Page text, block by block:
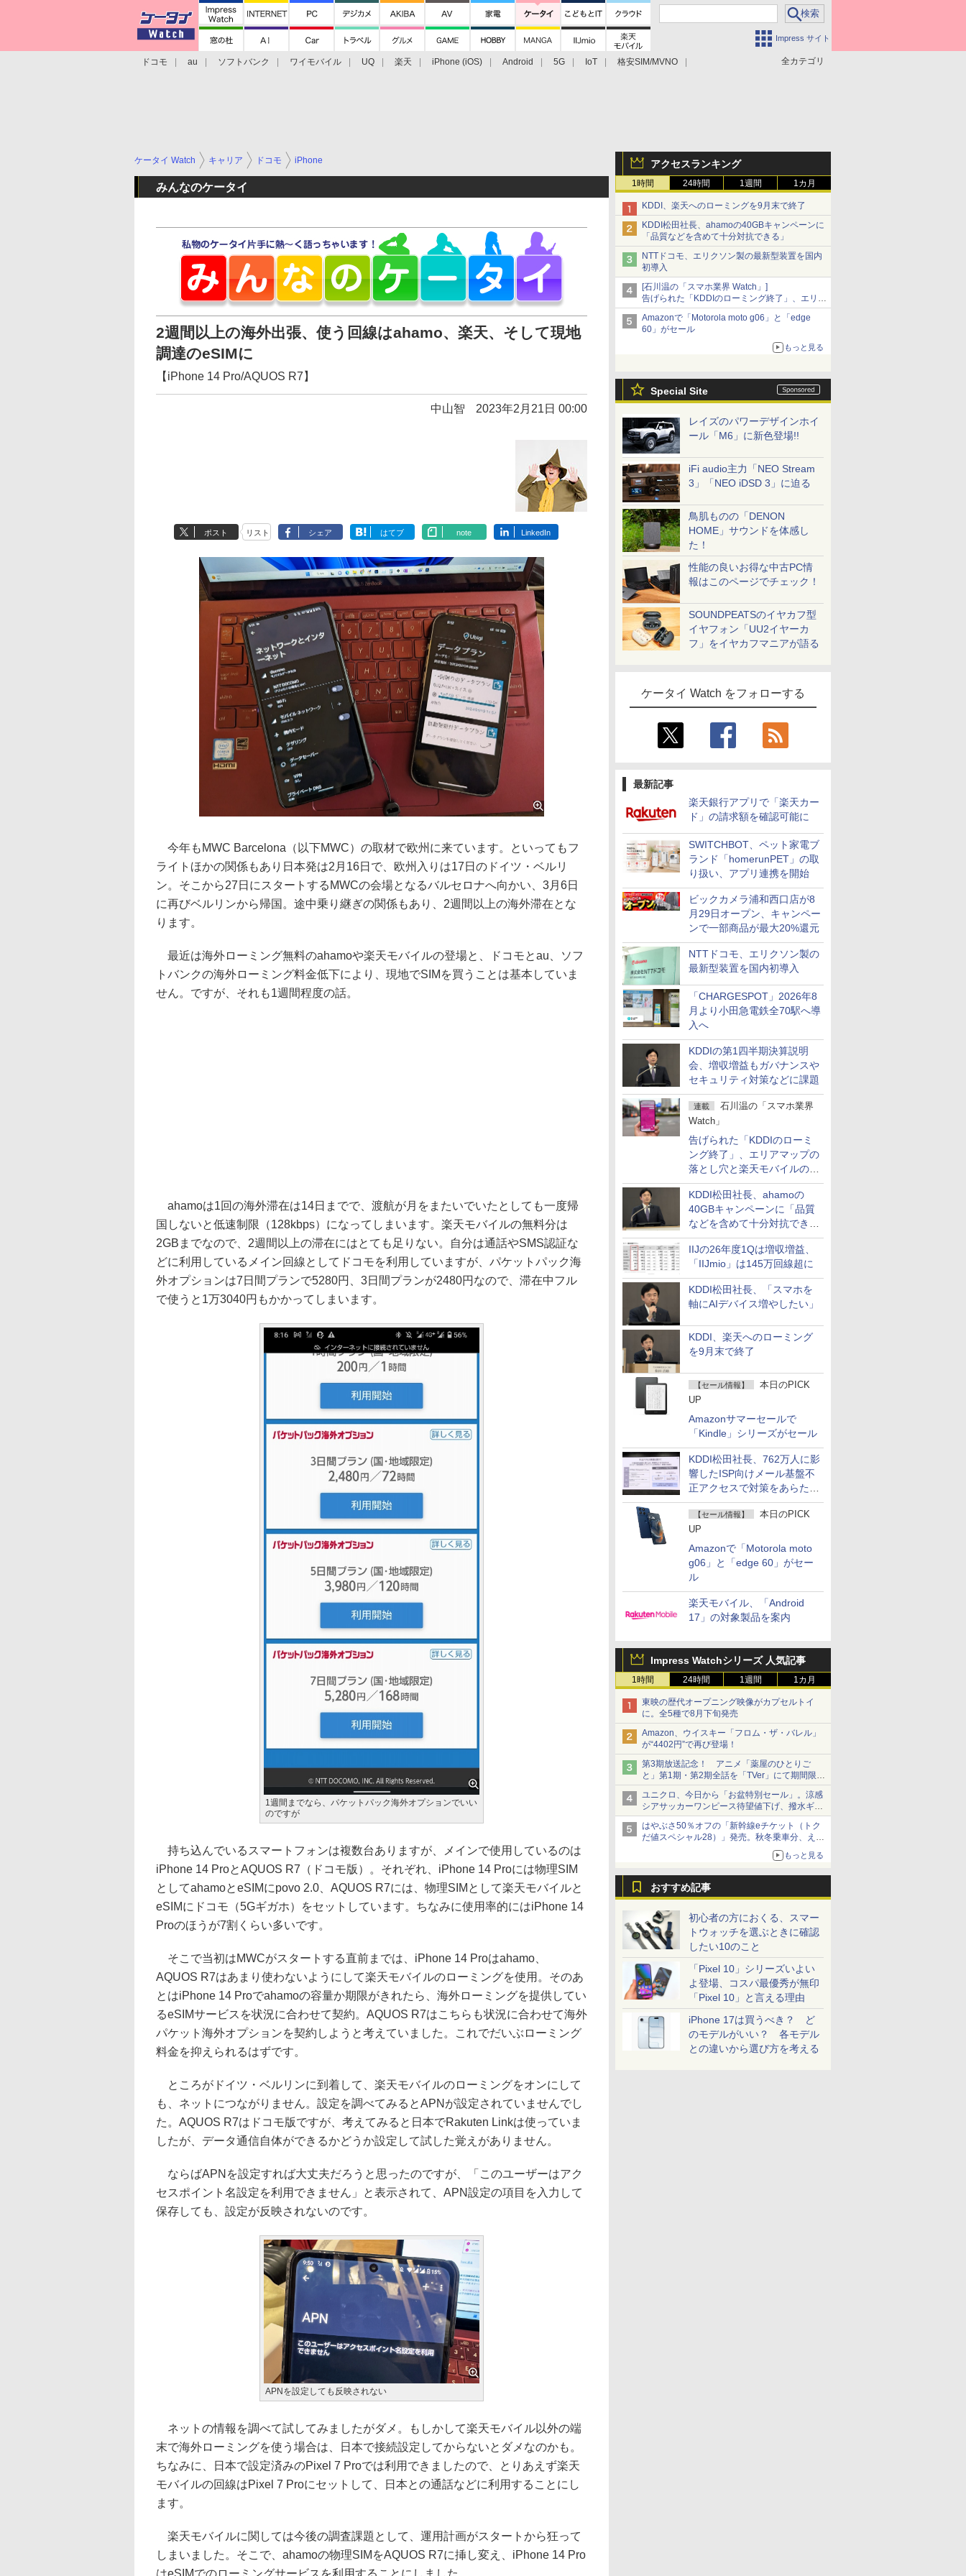
Impress サイト
全カテゴリ
ドコモ au ソフトバンク ワイモバイル UQ 楽天 iPhone (iOS) Android 5G IoT
格安SIM/MVNO
アクセスランキング
1時間 24時間 1週間 1カ月
KDDI、楽天へのローミングを9月末で終了
KDDI松田社長、ahamoの40GBキャンペーンに
「品質などを含めて十分対抗できる」
NTTドコモ、エリクソン製の最新型装置を国内
初導入
[石川温の「スマホ業界 Watch」]
告げられた「KDDIのローミング終了」、エリア
マップの落とし穴と楽天モバイルの課題
Amazonで「Motorola moto g06」と「edge
60」がセール
もっと見る
Special Site
レイズのパワーデザインホイ
ール「M6」に新色登場!!
iFi audio主力「NEO Stream
3」「NEO iDSD 3」に迫る
鳥肌ものの「DENON
HOME」サウンドを体感し
た！
性能の良いお得な中古PC情
報はこのページでチェック！
SOUNDPEATSのイヤカフ型
イヤフォン「UU2イヤーカ
フ」をイヤカフマニアが語る
ケータイ Watch をフォローする
最新記事
楽天銀行アプリで「楽天カー
ド」の請求額を確認可能に
SWITCHBOT、ペット家電ブ
ランド「homerunPET」の取
り扱い、アプリ連携を開始
ビックカメラ浦和西口店が8
月29日オープン、キャンペー
ンで一部商品が最大20%還元
NTTドコモ、エリクソン製の
最新型装置を国内初導入
「CHARGESPOT」2026年8
月より小田急電鉄全70駅へ導
入へ
KDDIの第1四半期決算説明
会、増収増益もガバナンスや
セキュリティ対策などに課題
連載
石川温の「スマホ業界
Watch」
告げられた「KDDIのローミ
ング終了」、エリアマップの
落とし穴と楽天モバイルの課
題
KDDI松田社長、ahamoの
40GBキャンペーンに「品質
などを含めて十分対抗でき
る」
IIJの26年度1Qは増収増益、
「IIJmio」は145万回線超に
KDDI松田社長、「スマホを
軸にAIデバイス増やしたい」
KDDI、楽天へのローミング
を9月末で終了
【セール情報】
本日のPICK
UP
Amazonサマーセールで
「Kindle」シリーズがセール
KDDI松田社長、762万人に影
響したISP向けメール基盤不
正アクセスで対策をあらため
て説明
【セール情報】
本日のPICK
UP
Amazonで「Motorola moto
g06」と「edge 60」がセー
ル
楽天モバイル、「Android
17」の対象製品を案内
Impress Watchシリーズ 人気記事
1時間 24時間 1週間 1カ月
東映の歴代オープニング映像がカプセルトイ
に。全5種で8月下旬発売
Amazon、ウイスキー「フロム・ザ・バレル」
が“4402円”で再び登場！
第3期放送記念！ アニメ「薬屋のひとりご
と」第1期・第2期全話を「TVer」にて期間限定
で順次無料配信開始
ユニクロ、今日から「お盆特別セール」。涼感
シアサッカーワンピース待望値下げ、撥水ギア
ショーツは1990円に
はやぶさ50％オフの「新幹線eチケット（トク
だ値スペシャル28）」発売。秋冬乗車分、えき
もっと見る
おすすめ記事
初心者の方におくる、スマー
トウォッチを選ぶときに確認
したい10のこと
「Pixel 10」シリーズいよい
よ登場、コスパ最優秀が無印
「Pixel 10」と言える理由
iPhone 17は買うべき？ ど
のモデルがいい？ 各モデル
との違いから選び方を考える
ケータイ Watch キャリア ドコモ iPhone
みんなのケータイ
2週間以上の海外出張、使う回線はahamo、楽天、そして現地
調達のeSIMに
【iPhone 14 Pro/AQUOS R7】
中山智 2023年2月21日 00:00
ポスト リスト シェア はてブ note LinkedIn
今年もMWC Barcelona（以下MWC）の取材で欧州に来ています。といってもフ
ライトほかの関係もあり日本発は2月16日で、欧州入りは17日のドイツ・ベルリ
ン。そこから27日にスタートするMWCの会場となるバルセロナへ向かい、3月6日
に再びベルリンから帰国。途中乗り継ぎの関係もあり、2週間以上の海外滞在とな
ります。
最近は海外ローミング無料のahamoや楽天モバイルの登場と、ドコモとau、ソフ
トバンクの海外ローミング料金低下により、現地でSIMを買うことは基本していま
せん。ですが、それも1週間程度の話。
ahamoは1回の海外滞在は14日までで、渡航が月をまたいでいたとしても一度帰
国しないと低速制限（128kbps）になってしまいます。楽天モバイルの無料分は
2GBまでなので、2週間以上の滞在にはとても足りない。自分は通話やSMS認証な
どに利用しているメイン回線としてドコモを利用していますが、パケットパック海
外オプションは7日間プランで5280円、3日間プランが2480円なので、滞在中フル
で使うと1万3040円もかかってしまいます。
1週間までなら、パケットパック海外オプションでいい
のですが
持ち込んでいるスマートフォンは複数台ありますが、メインで使用しているのは
iPhone 14 ProとAQUOS R7（ドコモ版）。それぞれ、iPhone 14 Proには物理SIM
としてahamoとeSIMにpovo 2.0、AQUOS R7には、物理SIMとして楽天モバイルと
eSIMにドコモ（5Gギガホ）をセットしています。ちなみに使用率的にはiPhone 14
Proのほうが7割くらい多いです。
そこで当初はMWCがスタートする直前までは、iPhone 14 Proはahamo、
AQUOS R7はあまり使わないようにして楽天モバイルのローミングを使用。そのあ
とはiPhone 14 Proでahamoの容量か期限がきれたら、海外ローミングを提供してい
るeSIMサービスを状況に合わせて契約。AQUOS R7はこちらも状況に合わせて海外
パケット海外オプションを契約しようと考えていました。これでだいぶローミング
料金を抑えられるはずです。
ところがドイツ・ベルリンに到着して、楽天モバイルのローミングをオンにして
も、ネットにつながりません。設定を調べてみるとAPNが設定されていませんでし
た。AQUOS R7はドコモ版ですが、考えてみると日本でRakuten Linkは使っていま
したが、データ通信自体ができるかどうか設定して試した覚えがありません。
ならばAPNを設定すれば大丈夫だろうと思ったのですが、「このユーザーはアク
セスポイント名設定を利用できません」と表示されて、APN設定の項目を入力して
保存しても、設定が反映されないのです。
APNを設定しても反映されない
ネットの情報を調べて試してみましたがダメ。もしかして楽天モバイル以外の端
末で海外ローミングを使う場合は、日本で接続設定してからないとダメなのかも。
ちなみに、日本で設定済みのPixel 7 Proでは利用できましたので、とりあえず楽天
モバイルの回線はPixel 7 Proにセットして、日本との通話などに利用することにし
ます。
楽天モバイルに関しては今後の調査課題として、運用計画がスタートから狂って
しまいました。そこで、ahamoの物理SIMをAQUOS R7に挿し変え、iPhone 14 Pro
はeSIMでのローミングサービスを利用することにしました。